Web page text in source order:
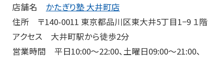
店舗名 かたぎり塾 大井町店
住所 〒140-0011 東京都品川区東大井5丁目1−9 １階
アクセス 大井町駅から徒歩2分
営業時間 平日10:00～22:00、土曜日09:00～21:00、